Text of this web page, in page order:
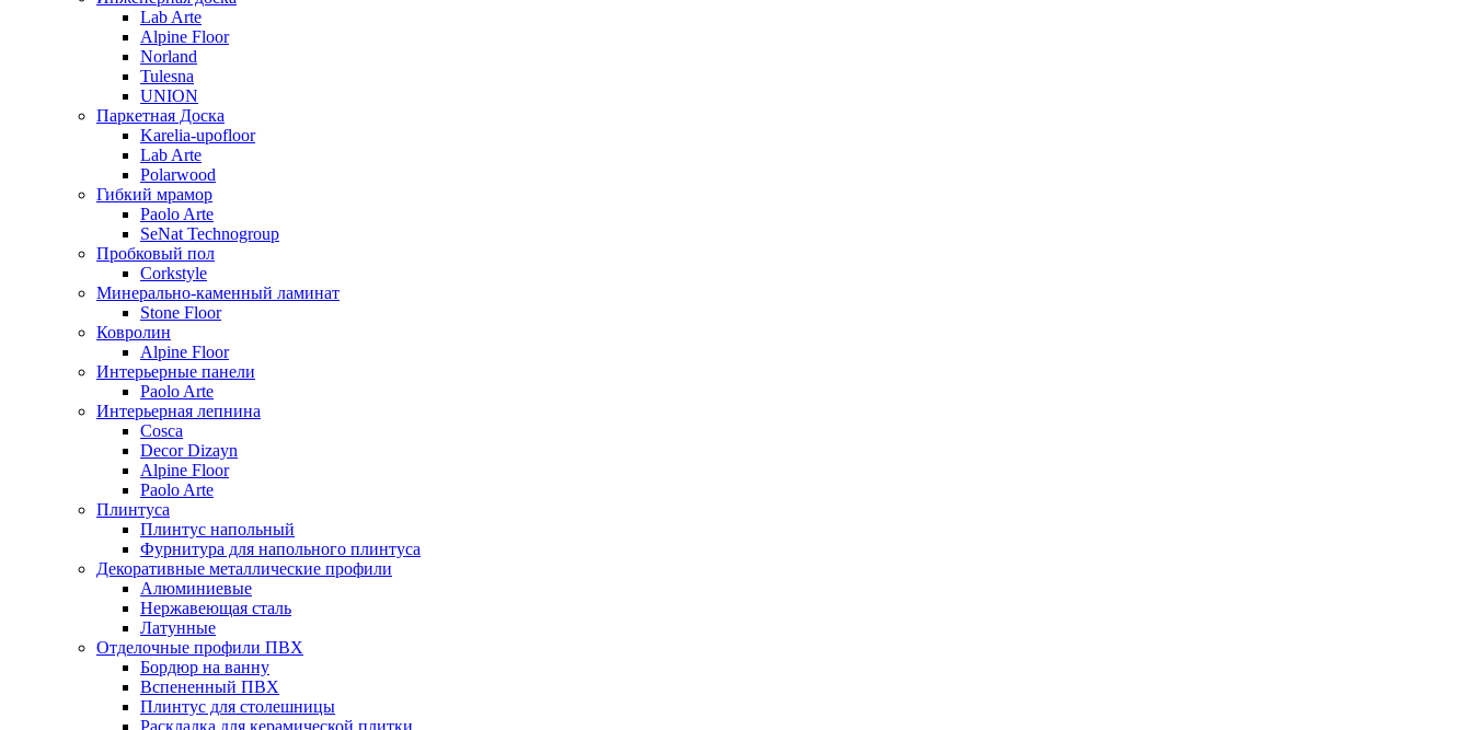
Lab Arte
Alpine Floor
Norland
Tulesna
UNION
Паркетная Доска
Karelia-upofloor
Lab Arte
Polarwood
Гибкий мрамор
Paolo Arte
SeNat Technogroup
Пробковый пол
Corkstyle
Минерально-каменный ламинат
Stone Floor
Ковролин
Alpine Floor
Интерьерные панели
Paolo Arte
Интерьерная лепнина
Cosca
Decor Dizayn
Alpine Floor
Paolo Arte
Плинтуса
Плинтус напольный
Фурнитура для напольного плинтуса
Декоративные металлические профили
Алюминиевые
Нержавеющая сталь
Латунные
Отделочные профили ПВХ
Бордюр на ванну
Вспененный ПВХ
Плинтус для столешницы
Раскладка для керамической плитки